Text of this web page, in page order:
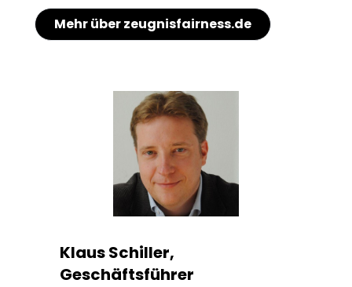
Mehr über zeugnisfairness.de
Klaus Schiller,
Geschäftsführer